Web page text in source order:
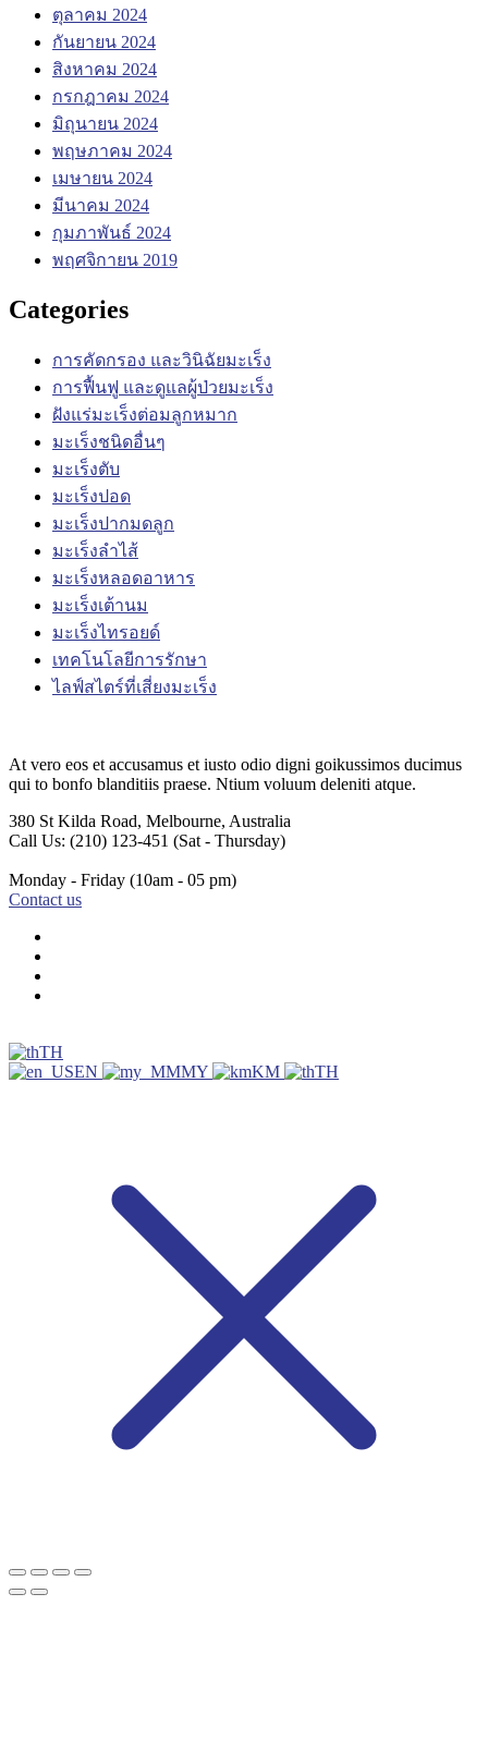
ตุลาคม 2024
กันยายน 2024
สิงหาคม 2024
กรกฎาคม 2024
มิถุนายน 2024
พฤษภาคม 2024
เมษายน 2024
มีนาคม 2024
กุมภาพันธ์ 2024
พฤศจิกายน 2019
Categories
การคัดกรอง และวินิฉัยมะเร็ง
การฟื้นฟู และดูแลผู้ป่วยมะเร็ง
ฝังแร่มะเร็งต่อมลูกหมาก
มะเร็งชนิดอื่นๆ
มะเร็งตับ
มะเร็งปอด
มะเร็งปากมดลูก
มะเร็งลำไส้
มะเร็งหลอดอาหาร
มะเร็งเต้านม
มะเร็งไทรอยด์
เทคโนโลยีการรักษา
ไลฟ์สไตร์ที่เสี่ยงมะเร็ง
At vero eos et accusamus et iusto odio digni goikussimos ducimus
qui to bonfo blanditiis praese. Ntium voluum deleniti atque.
380 St Kilda Road, Melbourne, Australia
Call Us: (210) 123-451 (Sat - Thursday)
Monday - Friday (10am - 05 pm)
Contact us
TH
EN
MY KM TH